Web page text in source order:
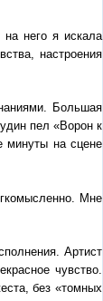
него я искала
настроения
Большая
пел «Ворон к
минуты на сцене
Мне
Артист
чувство.
без «томных